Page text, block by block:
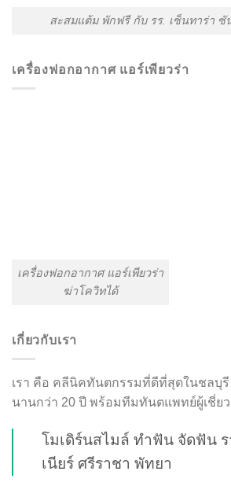
สะสมแต้ม พักฟรี กับ รร. เซ็นทาร่า ซั
เครื่องฟอกอากาศ แอร์เพียวร่า
เครื่องฟอกอากาศ แอร์เพียวร่า
ฆ่าโควิทได้
เกี่ยวกับเรา
เรา คือ คลีนิคทันตกรรมที่ดีที่สุดในชลบุรี
นานกว่า 20 ปี พร้อมทีมทันตแพทย์ผู้เชี่ย
โมเดิร์นสไมล์ ทำฟัน จัดฟัน ร
เนียร์ ศรีราชา พัทยา